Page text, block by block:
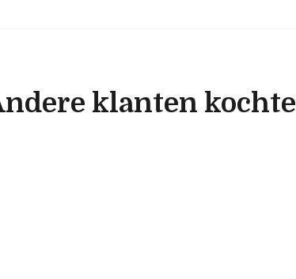
klanten